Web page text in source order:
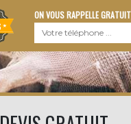
ON VOUS RAPPELLE